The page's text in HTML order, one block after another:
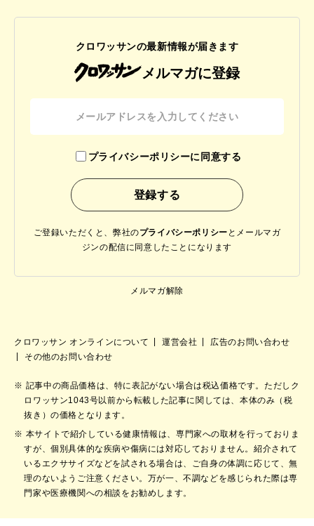
クロワッサンの最新情報が届きます
メルマガに登録
プライバシーポリシーに同意する
ご登録いただくと、弊社のプライバシーポリシー と メールマガ
ジンの配信に同意したことになります
メルマガ解除
クロワッサン オンラインについて 運営会社
広告のお問い合わせ
その他のお問い合わせ
記事中の商品価格は、特に表記がない場合は税込価格です。ただしク
ロワッサン1043号以前から転載した記事に関しては、本体のみ（税
抜き）の価格となります。
本サイトで紹介している健康情報は、専門家への取材を行っておりま
すが、個別具体的な疾病や傷病には対応しておりません。紹介されて
いるエクササイズなどを試される場合は、ご自身の体調に応じて、無
理のないようご注意ください。万が一、不調などを感じられた際は専
門家や医療機関への相談をお勧めします。